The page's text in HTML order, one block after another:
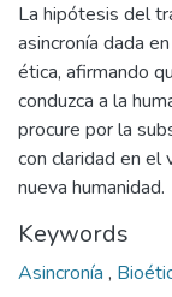
La hipótesis del
asincronía dada
ética, afirmando
conduzca a la
procure por la
con claridad en el
nueva humanidad.
Keywords
Asincronía ,